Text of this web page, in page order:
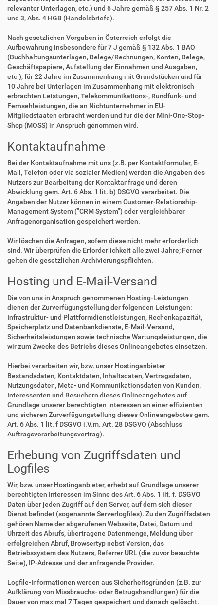
relevanter Unterlagen, etc.) und 6 Jahre gemäß § 257 Abs. 1 Nr. 2
und 3, Abs. 4 HGB (Handelsbriefe).
Nach gesetzlichen Vorgaben in Österreich erfolgt die
Aufbewahrung insbesondere für 7 J gemäß § 132 Abs. 1 BAO
(Buchhaltungsunterlagen, Belege/Rechnungen, Konten, Belege,
Geschäftspapiere, Aufstellung der Einnahmen und Ausgaben,
etc.), für 22 Jahre im Zusammenhang mit Grundstücken und für
10 Jahre bei Unterlagen im Zusammenhang mit elektronisch
erbrachten Leistungen, Telekommunikations-, Rundfunk- und
Fernsehleistungen, die an Nichtunternehmer in EU-
Mitgliedstaaten erbracht werden und für die der Mini-One-Stop-
Shop (MOSS) in Anspruch genommen wird.
Kontaktaufnahme
Bei der Kontaktaufnahme mit uns (z.B. per Kontaktformular, E-
Mail, Telefon oder via sozialer Medien) werden die Angaben des
Nutzers zur Bearbeitung der Kontaktanfrage und deren
Abwicklung gem. Art. 6 Abs. 1 lit. b) DSGVO verarbeitet. Die
Angaben der Nutzer können in einem Customer-Relationship-
Management System ("CRM System") oder vergleichbarer
Anfragenorganisation gespeichert werden.
Wir löschen die Anfragen, sofern diese nicht mehr erforderlich
sind. Wir überprüfen die Erforderlichkeit alle zwei Jahre; Ferner
gelten die gesetzlichen Archivierungspflichten.
Hosting und E-Mail-Versand
Die von uns in Anspruch genommenen Hosting-Leistungen
dienen der Zurverfügungstellung der folgenden Leistungen:
Infrastruktur- und Plattformdienstleistungen, Rechenkapazität,
Speicherplatz und Datenbankdienste, E-Mail-Versand,
Sicherheitsleistungen sowie technische Wartungsleistungen, die
wir zum Zwecke des Betriebs dieses Onlineangebotes einsetzen.
Hierbei verarbeiten wir, bzw. unser Hostinganbieter
Bestandsdaten, Kontaktdaten, Inhaltsdaten, Vertragsdaten,
Nutzungsdaten, Meta- und Kommunikationsdaten von Kunden,
Interessenten und Besuchern dieses Onlineangebotes auf
Grundlage unserer berechtigten Interessen an einer effizienten
und sicheren Zurverfügungstellung dieses Onlineangebotes gem.
Art. 6 Abs. 1 lit. f DSGVO i.V.m. Art. 28 DSGVO (Abschluss
Auftragsverarbeitungsvertrag).
Erhebung von Zugriffsdaten und
Logfiles
Wir, bzw. unser Hostinganbieter, erhebt auf Grundlage unserer
berechtigten Interessen im Sinne des Art. 6 Abs. 1 lit. f. DSGVO
Daten über jeden Zugriff auf den Server, auf dem sich dieser
Dienst befindet (sogenannte Serverlogfiles). Zu den Zugriffsdaten
gehören Name der abgerufenen Webseite, Datei, Datum und
Uhrzeit des Abrufs, übertragene Datenmenge, Meldung über
erfolgreichen Abruf, Browsertyp nebst Version, das
Betriebssystem des Nutzers, Referrer URL (die zuvor besuchte
Seite), IP-Adresse und der anfragende Provider.
Logfile-Informationen werden aus Sicherheitsgründen (z.B. zur
Aufklärung von Missbrauchs- oder Betrugshandlungen) für die
Dauer von maximal 7 Tagen gespeichert und danach gelöscht.